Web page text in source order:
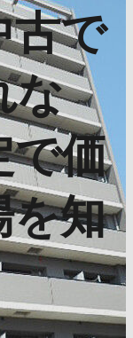
古で
な
で価
を知